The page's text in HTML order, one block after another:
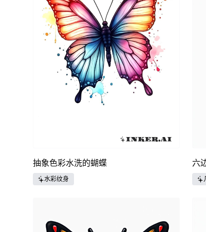
抽象色彩水洗的蝴蝶
水彩纹身
六